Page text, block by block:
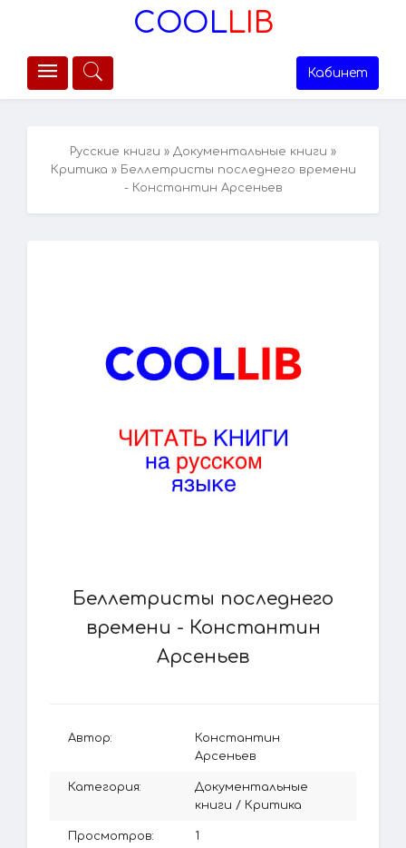
COOLLIB
Кабинет
Русские книги » Документальные книги »
Критика » Беллетристы последнего времени
- Константин Арсеньев
Беллетристы последнего
времени - Константин
Арсеньев
Автор:
Константин
Арсеньев
Категория:
Документальные
книги / Критика
Просмотров: 1